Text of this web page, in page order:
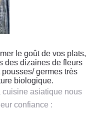
le goût de vos plats,
des dizaines de fleurs
germes très
biologique.
cuisine asiatique nous
confiance :